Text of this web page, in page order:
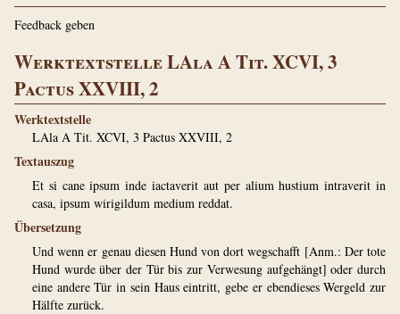
Feedback geben
Werktextstelle LAla A Tit. XCVI, 3
Pactus XXVIII, 2
Werktextstelle
LAla A Tit. XCVI, 3 Pactus XXVIII, 2
Textauszug
Et si cane ipsum inde iactaverit aut per alium hustium intraverit in
casa, ipsum wirigildum medium reddat.
Übersetzung
Und wenn er genau diesen Hund von dort wegschafft [Anm.: Der tote
Hund wurde über der Tür bis zur Verwesung aufgehängt] oder durch
eine andere Tür in sein Haus eintritt, gebe er ebendieses Wergeld zur
Hälfte zurück.